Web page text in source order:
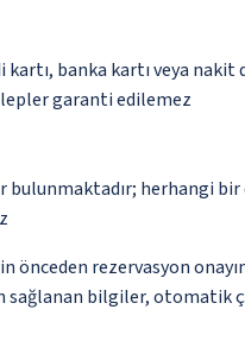
banka kartı veya
garanti edilemez
herhangi bir
önceden rezervasyon
sağlanan bilgiler, otomatik